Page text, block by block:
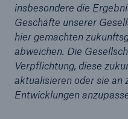
insbesondere die
Geschäfte unserer
hier gemachten
abweichen. Die
Verpflichtung, diese
aktualisieren oder sie an
Entwicklungen